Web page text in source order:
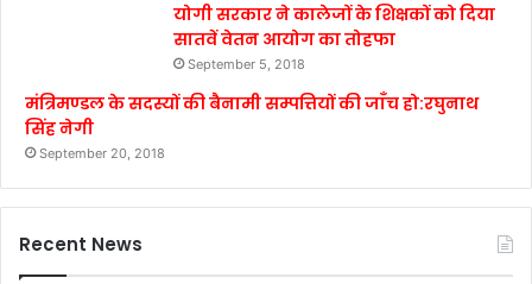
योगी सरकार ने कालेजों के शिक्षकों को दिया
सातवें वेतन आयोग का तोहफा
September 5, 2018
मंत्रिमण्डल के सदस्यों की बैनामी सम्पत्तियों की जाँच हो:रघुनाथ
सिंह नेगी
September 20, 2018
Recent News